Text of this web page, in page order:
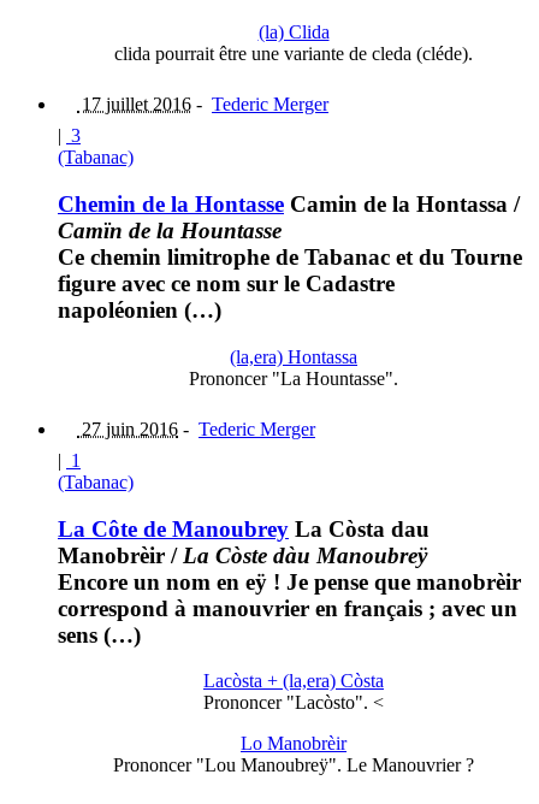
(la) Clida
clida pourrait être une variante de cleda (cléde).
17 juillet 2016 - Tederic Merger
| 3
(Tabanac)
Chemin de la Hontasse Camin de la Hontassa /
Camïn de la Hountasse
Ce chemin limitrophe de Tabanac et du Tourne
figure avec ce nom sur le Cadastre
napoléonien (…)
(la,era) Hontassa
Prononcer "La Hountasse".
27 juin 2016 - Tederic Merger
| 1
(Tabanac)
La Côte de Manoubrey La Còsta dau
Manobrèir / La Còste dàu Manoubreÿ
Encore un nom en eÿ ! Je pense que manobrèir
correspond à manouvrier en français ; avec un
sens (…)
Lacòsta + (la,era) Còsta
Prononcer "Lacòsto". <
Lo Manobrèir
Prononcer "Lou Manoubreÿ". Le Manouvrier ?